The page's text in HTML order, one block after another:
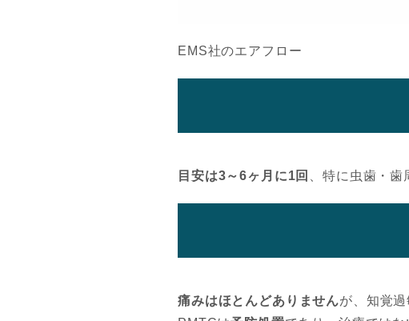
EMS社のエアフロー
目安は3～6ヶ月に1回 、特に虫歯・
痛みはほとんどありませんが、知覚